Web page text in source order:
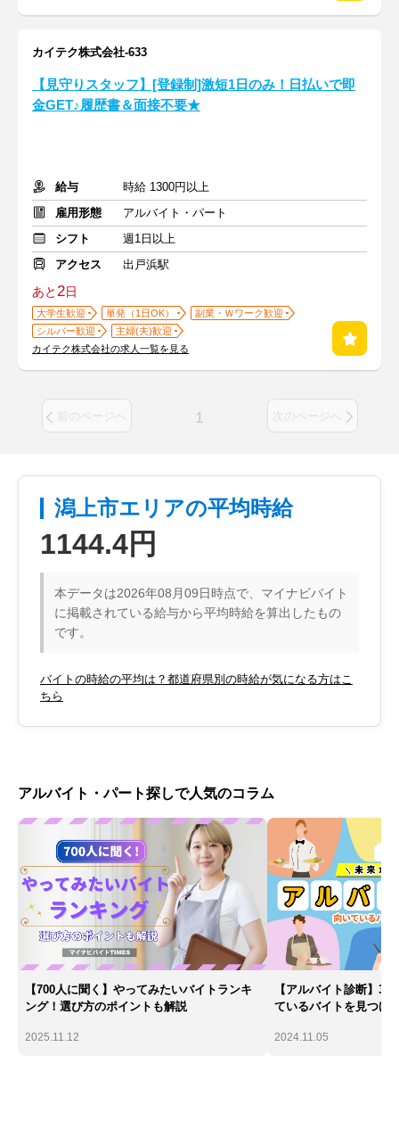
カイテク株式会社-633
【見守りスタッフ】[登録制]激短1日のみ！日払いで即
金GET♪履歴書＆面接不要★
給与
時給 1300円以上
雇用形態
アルバイト・パート
シフト
週1日以上
アクセス
出戸浜駅
あと2日
大学生歓迎 単発（1日OK）
副業・Ｗワーク歓迎
シルバー歓迎
主婦(夫)歓迎
カイテク株式会社の求人一覧を見る
前のページへ 1 次のページへ
潟上市エリアの平均時給
1144.4円
本データは2026年08月09日時点で、マイナビバイト
に掲載されている給与から平均時給を算出したもの
です。
バイトの時給の平均は？都道府県別の時給が気になる方はこ
ちら
アルバイト・パート探しで人気のコラム
【700人に聞く】やってみたいバイトランキ
ング！選び方のポイントも解説
2025.11.12
【アルバイト診断】
ているバイトを見つけ
2024.11.05